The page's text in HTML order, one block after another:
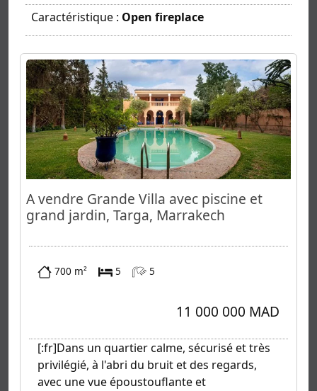
Caractéristique : Open fireplace
A vendre Grande Villa avec piscine et
grand jardin, Targa, Marrakech
700 m² 5 5
11 000 000 MAD
[:fr]Dans un quartier calme, sécurisé et très
privilégié, à l'abri du bruit et des regards,
avec une vue époustouflante et